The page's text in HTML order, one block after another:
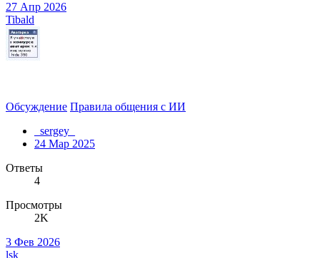
27 Апр 2026
Tibald
Обсуждение Правила общения с ИИ
_sergey_
24 Мар 2025
Ответы
4
Просмотры
2K
3 Фев 2026
lsk